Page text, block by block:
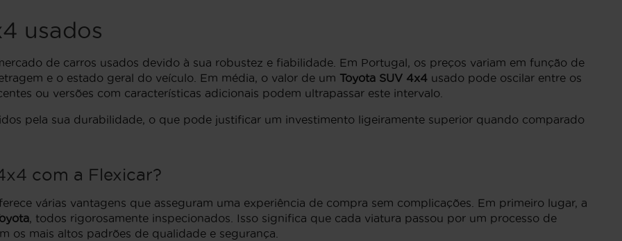
usados
de carros usados devido à sua robustez e fiabilidade. Em Portugal, os preços variam em função de
e o estado geral do veículo. Em média, o valor de um Toyota SUV 4x4 usado pode oscilar entre os
ou versões com características adicionais podem ultrapassar este intervalo.
pela sua durabilidade, o que pode justificar um investimento ligeiramente superior quando comparado
com a Flexicar?
várias vantagens que asseguram uma experiência de compra sem complicações. Em primeiro lugar, a
, todos rigorosamente inspecionados. Isso significa que cada viatura passou por um processo de
os mais altos padrões de qualidade e segurança.